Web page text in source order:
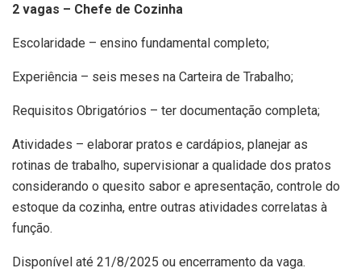
2 vagas – Chefe de Cozinha
Escolaridade – ensino fundamental completo;
Experiência – seis meses na Carteira de Trabalho;
Requisitos Obrigatórios – ter documentação completa;
Atividades – elaborar pratos e cardápios, planejar as
rotinas de trabalho, supervisionar a qualidade dos pratos
considerando o quesito sabor e apresentação, controle do
estoque da cozinha, entre outras atividades correlatas à
função.
Disponível até 21/8/2025 ou encerramento da vaga.